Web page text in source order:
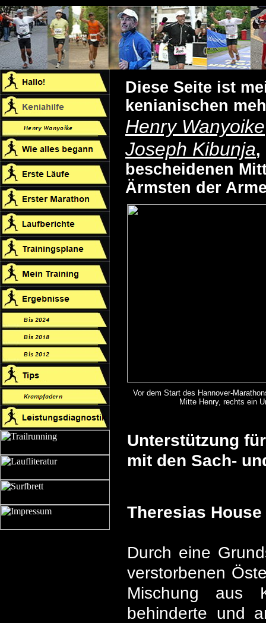
Diese Seite ist
kenianischen
Henry Wanyoike
Joseph Kibunja,
bescheidenen
Ärmsten der
Vor dem Start des Hannover-
Mitte Henry, rechts ein
Unterstützung
mit den Sach-
Theresias
Durch eine
verstorbenen
Mischung aus
behinderte und